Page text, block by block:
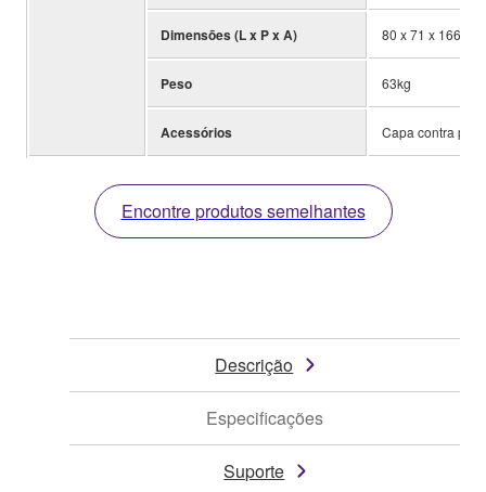
Dimensões (L x P x A) 80 x 71 x 166cm
Peso 63kg
Acessórios Capa contra
Encontre produtos semelhantes
Descrição
Especificações
Suporte